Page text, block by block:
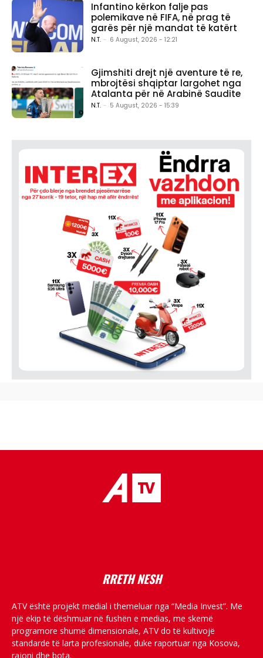
Infantino kërkon falje pas
polemikave në FIFA, në prag të
garës për një mandat të katërt
N.T. - 6 August, 2026 - 12:21
Gjimshiti drejt një aventure të re,
mbrojtësi shqiptar largohet nga
Atalanta për në Arabinë Saudite
N.T. - 5 August, 2026 - 15:39
RRETH NESH
ATV është projekt medial i themeluar nga “Media Invest”. Me
një ekip të dëshmuar në fushën e medias, me skemë
programore shumë dimensionale, ATV do të kultivojë
standarde të larta profesionale, duke raportuar nga Kosova,
rajoni dhe bota.